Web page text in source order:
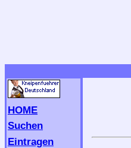
HOME
Suchen
Eintragen